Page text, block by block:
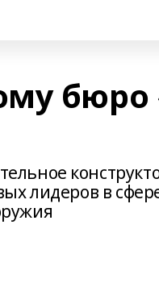
лидеров в